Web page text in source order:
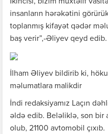
İkincisi, bizim müxtəlif
insanların hərəkətini
toplanmış kifayət qədər
baş verir”,-Əliyev qeyd edib.
İlham Əliyev bildirib ki,
məlumatlara malikdir
İndi redaksiyamız Laçın
əldə edib. Beləliklə, son bir
olub, 21100 avtomobil